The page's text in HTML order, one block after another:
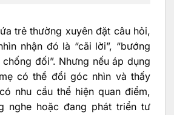
trẻ thường xuyên đặt câu hỏi,
nhận đó là “cãi lời”, “bướng
chống đối”. Nhưng nếu áp dụng
có thể đổi góc nhìn và thấy
nhu cầu thể hiện quan điểm,
nghe hoặc đang phát triển tư